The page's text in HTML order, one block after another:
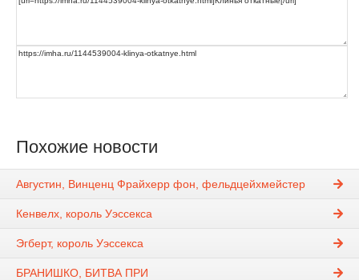
Похожие новости
Августин, Винценц Фрайхерр фон, фельдцейхмейстер
Кенвелх, король Уэссекса
Эгберт, король Уэссекса
БРАНИШКО, БИТВА ПРИ